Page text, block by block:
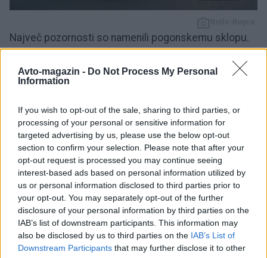
Avto-magazin - Do Not Process My Personal
Information
If you wish to opt-out of the sale, sharing to third parties, or
processing of your personal or sensitive information for
targeted advertising by us, please use the below opt-out
section to confirm your selection. Please note that after your
opt-out request is processed you may continue seeing
interest-based ads based on personal information utilized by
us or personal information disclosed to third parties prior to
your opt-out. You may separately opt-out of the further
disclosure of your personal information by third parties on the
IAB’s list of downstream participants. This information may
also be disclosed by us to third parties on the IAB’s List of
Downstream Participants that may further disclose it to other
Največ pozornosti so namenili pogonskemu sklopu.
Spectre zdaj po merilnem ciklu WLTP prevozi do628
kilometrov, kar pomeni občutno izboljšanje v
primerjavi s prvotnim modelom. Hkrati so skrajšali
tudi čas polnjenja, tako da se baterija pri hitrih
polnilnicah z močjo do 195 kilovatov od 10 do 80
odstotkov napolni v približno 28 minutah.
Prenova je prinesla tudi več zmogljivosti. Standardni
Spectre razvije 442 kilovatov (601 KM)in 1.015 Nm
navora, medtem ko je različica Black Badge še
izraziteje usmerjena v vozniško izkušnjo. Ta v
posebnem načinu delovanja sprosti 500 kilovatov